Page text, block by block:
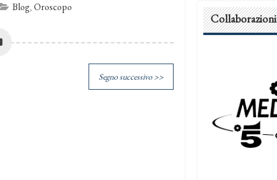
Blog,Oroscopo
Segno successivo >>
Collaborazioni